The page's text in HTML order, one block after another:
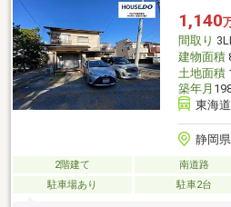
1,140
間取り
建物面積
土地面積
築年月
東海
静岡
2階建て 南道路
駐車場あり
駐車2台